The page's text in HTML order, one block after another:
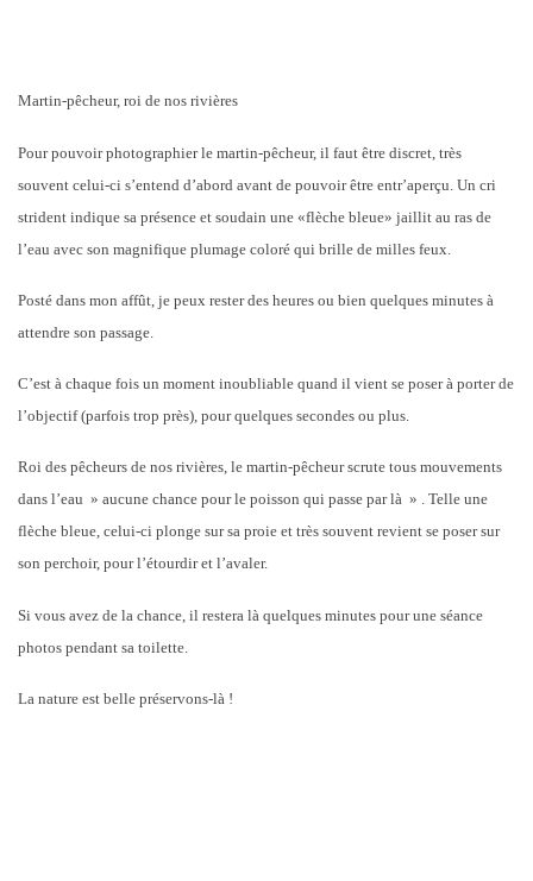
Martin-pêcheur, roi de nos rivières
Pour pouvoir photographier le martin-pêcheur, il faut être discret, très
souvent celui-ci s’entend d’abord avant de pouvoir être entr’aperçu. Un cri
strident indique sa présence et soudain une «flèche bleue» jaillit au ras de
l’eau avec son magnifique plumage coloré qui brille de milles feux.
Posté dans mon affût, je peux rester des heures ou bien quelques minutes à
attendre son passage.
C’est à chaque fois un moment inoubliable quand il vient se poser à porter de
l’objectif (parfois trop près), pour quelques secondes ou plus.
Roi des pêcheurs de nos rivières, le martin-pêcheur scrute tous mouvements
dans l’eau » aucune chance pour le poisson qui passe par là » . Telle une
flèche bleue, celui-ci plonge sur sa proie et très souvent revient se poser sur
son perchoir, pour l’étourdir et l’avaler.
Si vous avez de la chance, il restera là quelques minutes pour une séance
photos pendant sa toilette.
La nature est belle préservons-là !